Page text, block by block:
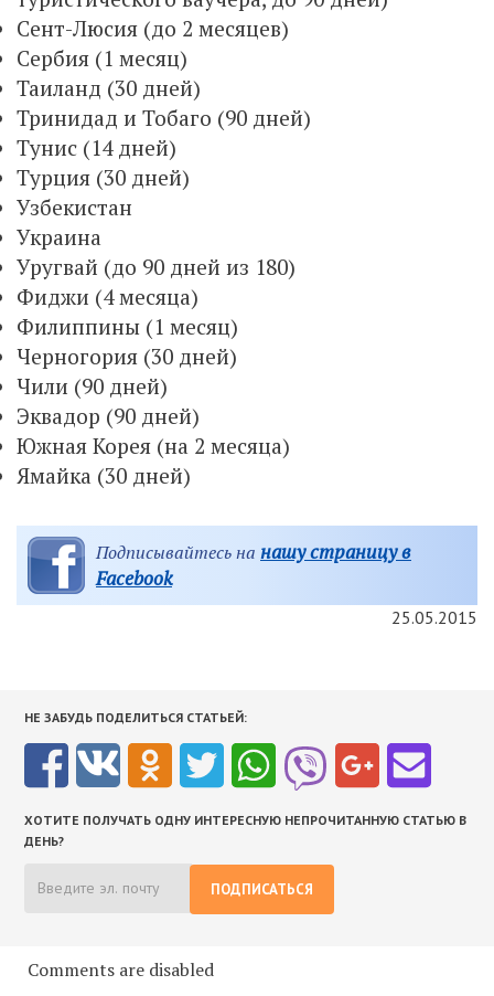
Сент-Люсия (до 2 месяцев)
Сербия (1 месяц)
Таиланд (30 дней)
Тринидад и Тобаго (90 дней)
Тунис (14 дней)
Турция (30 дней)
Узбекистан
Украина
Уругвай (до 90 дней из 180)
Фиджи (4 месяца)
Филиппины (1 месяц)
Черногория (30 дней)
Чили (90 дней)
Эквадор (90 дней)
Южная Корея (на 2 месяца)
Ямайка (30 дней)
Подписывайтесь на нашу страницу в
Facebook
25.05.2015
НЕ ЗАБУДЬ ПОДЕЛИТЬСЯ СТАТЬЕЙ:
ХОТИТЕ ПОЛУЧАТЬ ОДНУ ИНТЕРЕСНУЮ НЕПРОЧИТАННУЮ СТАТЬЮ В
ДЕНЬ?
ПОДПИСАТЬСЯ
Comments are disabled